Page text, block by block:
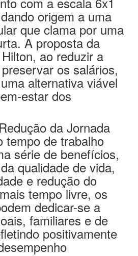
origem a uma
que clama por uma
A proposta da
ao reduzir a
os salários,
alternativa viável
estar dos
da Jornada
tempo de trabalho
série de benefícios,
qualidade de vida,
e redução do
tempo livre, os
dedicar-se a
familiares e de
positivamente